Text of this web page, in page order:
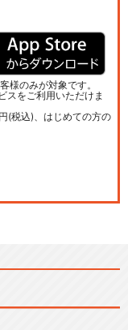
様のみが対象です。
スをご利用いただけま
(税込)、はじめての方の